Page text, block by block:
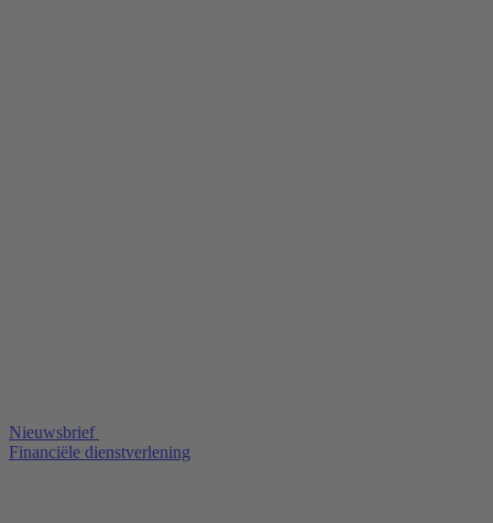
Nieuwsbrief
Financiële dienstverlening